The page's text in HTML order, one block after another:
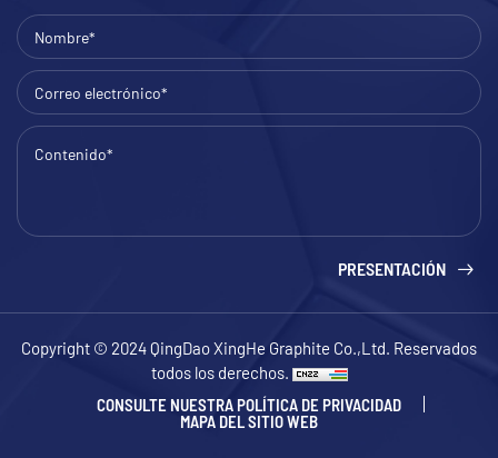
PRESENTACIÓN
Copyright © 2024 QingDao XingHe Graphite Co.,Ltd. Reservados
todos los derechos.
CONSULTE NUESTRA POLÍTICA DE PRIVACIDAD
MAPA DEL SITIO WEB